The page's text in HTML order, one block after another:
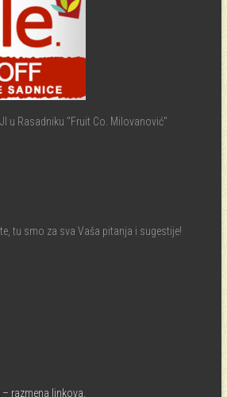
u Rasadniku "Fruit Co. Milovanović"
tu smo za sva Vaša pitanja i sugestije!
razmena linkova.